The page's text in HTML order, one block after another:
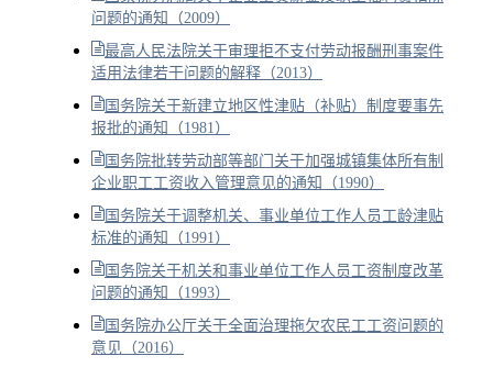
问题的通知（2009）
最高人民法院关于审理拒不支付劳动报酬刑事案件
适用法律若干问题的解释（2013）
国务院关于新建立地区性津贴（补贴）制度要事先
报批的通知（1981）
国务院批转劳动部等部门关于加强城镇集体所有制
企业职工工资收入管理意见的通知（1990）
国务院关于调整机关、事业单位工作人员工龄津贴
标准的通知（1991）
国务院关于机关和事业单位工作人员工资制度改革
问题的通知（1993）
国务院办公厅关于全面治理拖欠农民工工资问题的
意见（2016）